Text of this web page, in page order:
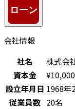
会社情報
社名
株式会
資本金
設立年月日 1968年
従業員数 20名